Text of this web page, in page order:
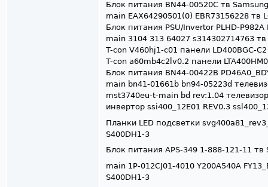
Блок питания BN44-00520C тв
main EAX64290501(0) EBR73156228 тв
Блок питания PSU/Invertor PLHD-P982A
main 3104 313 64027 s314302714763
T-con V460hj1-c01 панели LD400BGC-
T-con a60mb4c2lv0.2 панели
Блок питания BN44-00422B
main bn41-01661b bn94-05223d
mst3740eu-t-main bd rev:1.04
инвертор ssi400_12E01 REV0.3
Планки LED подсветки
S400DH1-3
Блок питания APS-349 1-888-121-11 тв
main 1P-012CJ01-4010 Y200A540A
S400DH1-3